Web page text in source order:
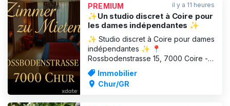
PREMIUM il y a 11 heures
✨Un studio discret à Coire pour
les dames indépendantes ✨
✨ Studio discret à Coire pour dames
indépendantes ✨ 📍
Rossbodenstrasse 15, 7000 Coire -
Zone industrielle Dans une
atmosphère élégante et calme, nous
te proposons une chambre
Immobilier
Chur/GR